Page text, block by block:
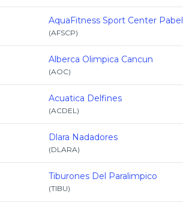
AquaFitness Sport Center Pabel
(AFSCP)
Alberca Olimpica Cancun
(AOC)
Acuatica Delfines
(ACDEL)
Dlara Nadadores
(DLARA)
Tiburones Del Paralimpico
(TIBU)